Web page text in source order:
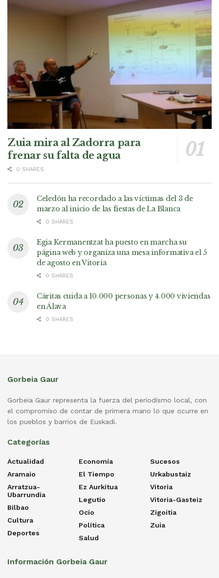
Zuia mira al Zadorra para
frenar su falta de agua
0 SHARES
Celedón ha recordado a las víctimas del 3 de
marzo al inicio de las fiestas de La Blanca
0 SHARES
Egia Kermanentzat ha puesto en marcha su
página web y organiza una mesa informativa el 5
de agosto en Vitoria
0 SHARES
Cáritas cuida a 10.000 personas y 4.000 viviendas
en Álava
0 SHARES
Gorbeia Gaur
Gorbeia Gaur representa la fuerza del periodismo local, con
el compromiso de contar de primera mano lo que ocurre en
los pueblos y barrios de Euskadi.
Categorías
Actualidad
Aramaio
Arratzua-
Ubarrundia
Bilbao
Cultura
Deportes
Economía
El Tiempo
Ez Aurkitua
Legutio
Ocio
Política
Salud
Sucesos
Urkabustaiz
Vitoria
Vitoria-Gasteiz
Zigoitia
Zuia
Información Gorbeia Gaur